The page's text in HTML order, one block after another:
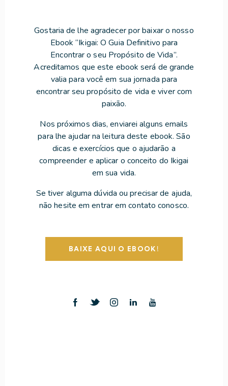
Gostaria de lhe agradecer por baixar o nosso
Ebook “Ikigai: O Guia Definitivo para
Encontrar o seu Propósito de Vida”.
Acreditamos que este ebook será de grande
valia para você em sua jornada para
encontrar seu propósito de vida e viver com
paixão.
Nos próximos dias, enviarei alguns emails
para lhe ajudar na leitura deste ebook. São
dicas e exercícios que o ajudarão a
compreender e aplicar o conceito do Ikigai
em sua vida.
Se tiver alguma dúvida ou precisar de ajuda,
não hesite em entrar em contato conosco.
BAIXE AQUI O EBOOK!